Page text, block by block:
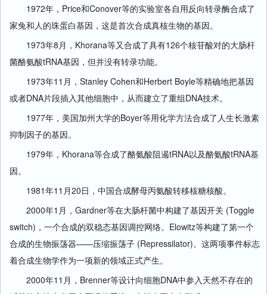
1972年，Price和Conover等的实验室各自用反向转录酶合成了
家兔和人的珠蛋白基因，这是首次合成真核生物的基因。
1973年8月，Khorana等又合成了具有126个核苷酸对的大肠杆
菌酪氨酸tRNA基因，但并没有转录功能。
1973年11月，Stanley Cohen和Herbert Boyle等精确地把基因
或者DNA片段插入其他细胞中，从而建立了重组DNA技术。
1977年，美国加州大学的Boyer等用化学方法合成了人生长激素
抑制因子的基因。
1979年，Khorana等合成了酪氨酸阻遏tRNA以及酪氨酸tRNA基
因。
1981年11月20日，中国合成酵母丙氨酸转移核糖核酸。
2000年1月，Gardner等在大肠杆菌中构建了基因开关 (Toggle
switch)，一个合成的双稳态基因调控网络。Elowitz等构建了第一个
合成的生物振荡器——压缩振荡子 (Repressilator)。这两项事件标志
着合成生物学作为一项新的领域正式产生。
2000年11月，Brenner等设计向细胞DNA中参入天然不存在的